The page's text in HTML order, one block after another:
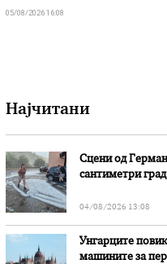
05/08/2026 16:08
Најчитани
Сцени од
сантиметри
04/08/2026 13:08
Унгарците
машините за